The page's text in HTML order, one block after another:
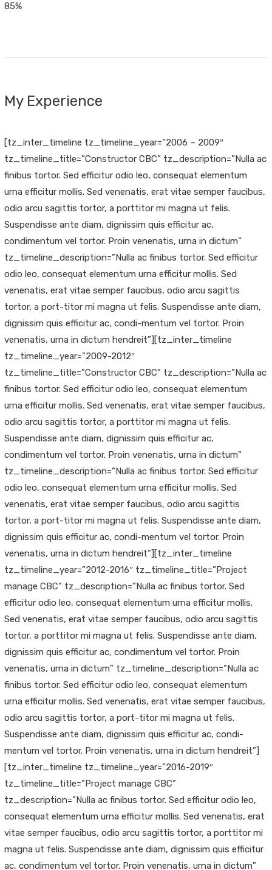
85%
My Experience
[tz_inter_timeline tz_timeline_year=”2006 – 2009″
tz_timeline_title=”Constructor CBC” tz_description=”Nulla ac
finibus tortor. Sed efficitur odio leo, consequat elementum
urna efficitur mollis. Sed venenatis, erat vitae semper faucibus,
odio arcu sagittis tortor, a porttitor mi magna ut felis.
Suspendisse ante diam, dignissim quis efficitur ac,
condimentum vel tortor. Proin venenatis, urna in dictum”
tz_timeline_description=”Nulla ac finibus tortor. Sed efficitur
odio leo, consequat elementum urna efficitur mollis. Sed
venenatis, erat vitae semper faucibus, odio arcu sagittis
tortor, a port-titor mi magna ut felis. Suspendisse ante diam,
dignissim quis efficitur ac, condi-mentum vel tortor. Proin
venenatis, urna in dictum hendreit”][tz_inter_timeline
tz_timeline_year=”2009-2012″
tz_timeline_title=”Constructor CBC” tz_description=”Nulla ac
finibus tortor. Sed efficitur odio leo, consequat elementum
urna efficitur mollis. Sed venenatis, erat vitae semper faucibus,
odio arcu sagittis tortor, a porttitor mi magna ut felis.
Suspendisse ante diam, dignissim quis efficitur ac,
condimentum vel tortor. Proin venenatis, urna in dictum”
tz_timeline_description=”Nulla ac finibus tortor. Sed efficitur
odio leo, consequat elementum urna efficitur mollis. Sed
venenatis, erat vitae semper faucibus, odio arcu sagittis
tortor, a port-titor mi magna ut felis. Suspendisse ante diam,
dignissim quis efficitur ac, condi-mentum vel tortor. Proin
venenatis, urna in dictum hendreit”][tz_inter_timeline
tz_timeline_year=”2012-2016″ tz_timeline_title=”Project
manage CBC” tz_description=”Nulla ac finibus tortor. Sed
efficitur odio leo, consequat elementum urna efficitur mollis.
Sed venenatis, erat vitae semper faucibus, odio arcu sagittis
tortor, a porttitor mi magna ut felis. Suspendisse ante diam,
dignissim quis efficitur ac, condimentum vel tortor. Proin
venenatis, urna in dictum” tz_timeline_description=”Nulla ac
finibus tortor. Sed efficitur odio leo, consequat elementum
urna efficitur mollis. Sed venenatis, erat vitae semper faucibus,
odio arcu sagittis tortor, a port-titor mi magna ut felis.
Suspendisse ante diam, dignissim quis efficitur ac, condi-
mentum vel tortor. Proin venenatis, urna in dictum hendreit”]
[tz_inter_timeline tz_timeline_year=”2016-2019″
tz_timeline_title=”Project manage CBC”
tz_description=”Nulla ac finibus tortor. Sed efficitur odio leo,
consequat elementum urna efficitur mollis. Sed venenatis, erat
vitae semper faucibus, odio arcu sagittis tortor, a porttitor mi
magna ut felis. Suspendisse ante diam, dignissim quis efficitur
ac, condimentum vel tortor. Proin venenatis, urna in dictum”